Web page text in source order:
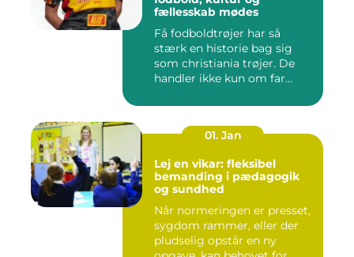
fællesskab mødes
Få fodboldtrøjer har så
stærk en historie bag sig
som christiania trøjer. De
handler ikke kun om far...
01. Jan
Lej en vikar: fleksibel
bemanding i pædagogik
og sundhed
Når normeringen er presset,
sygdom rammer, eller der
pludselig opstår en ny